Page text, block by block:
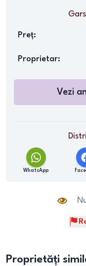
Preț:
Proprietar:
Vezi
WhatsApp
Proprietăți